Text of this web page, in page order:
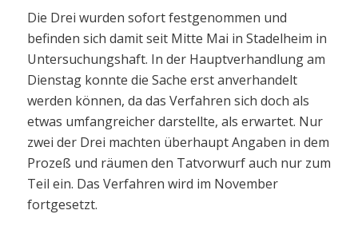
Die Drei wurden sofort festgenommen und
befinden sich damit seit Mitte Mai in Stadelheim in
Untersuchungshaft. In der Hauptverhandlung am
Dienstag konnte die Sache erst anverhandelt
werden können, da das Verfahren sich doch als
etwas umfangreicher darstellte, als erwartet. Nur
zwei der Drei machten überhaupt Angaben in dem
Prozeß und räumen den Tatvorwurf auch nur zum
Teil ein. Das Verfahren wird im November
fortgesetzt.